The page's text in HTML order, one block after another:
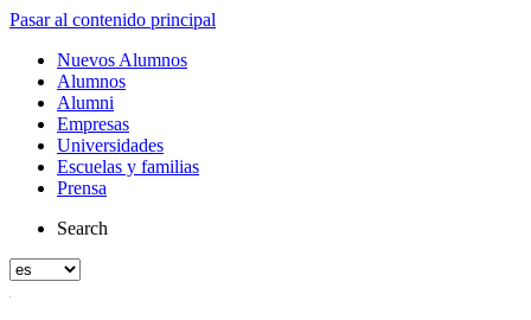
Pasar al contenido principal
Nuevos Alumnos
Alumnos
Alumni
Empresas
Universidades
Escuelas y familias
Prensa
Search